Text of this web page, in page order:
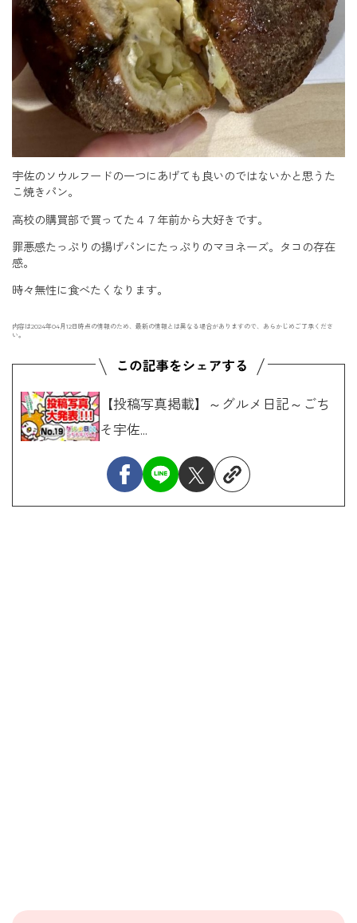
宇佐のソウルフードの一つにあげても良いのではないかと思うた
こ焼きパン。
高校の購買部で買ってた４７年前から大好きです。
罪悪感たっぷりの揚げパンにたっぷりのマヨネーズ。タコの存在
感。
時々無性に食べたくなります。
内容は2024年04月12日時点の情報のため、最新の情報とは異なる場合がありますので、あらかじめご了承くださ
い。
【投稿写真掲載】～グルメ日記～ごち
そ宇佐...